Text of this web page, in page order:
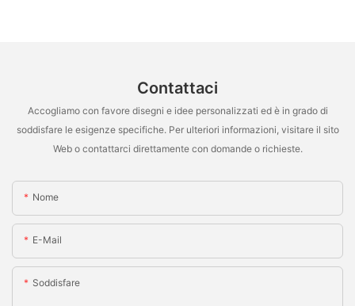
Contattaci
Accogliamo con favore disegni e idee personalizzati ed è in grado di
soddisfare le esigenze specifiche. Per ulteriori informazioni, visitare il sito
Web o contattarci direttamente con domande o richieste.
Nome
E-Mail
Soddisfare